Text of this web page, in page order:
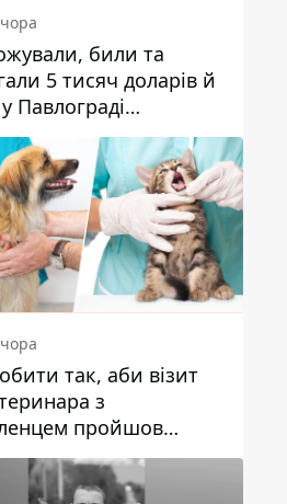
били та
5 тисяч доларів й
Павлограді
двох чоловіків
так, аби візит
з
пройшов
прості поради